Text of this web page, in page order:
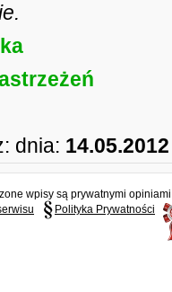
dnia:
wpisy są prywatnymi
Polityka Prywatności